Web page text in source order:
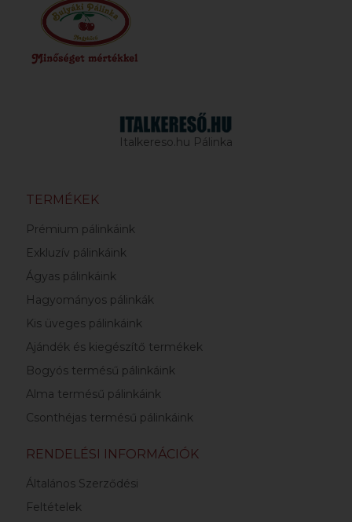
Italkereso.hu Pálinka
TERMÉKEK
Prémium pálinkáink
Exkluzív pálinkáink
Ágyas pálinkáink
Hagyományos pálinkák
Kis üveges pálinkáink
Ajándék és kiegészítő termékek
Bogyós termésű pálinkáink
Alma termésű pálinkáink
Csonthéjas termésű pálinkáink
RENDELÉSI INFORMÁCIÓK
Általános Szerződési
Feltételek